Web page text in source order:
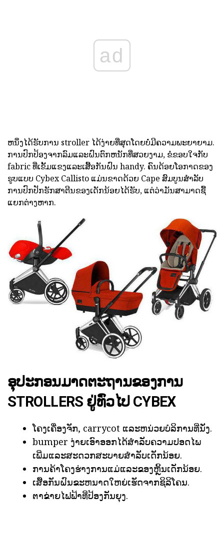
ad
ຫນຶ່ງໄດ້ຮັບການ stroller ໄດ້ງ່າຍທີ່ສຸດໂດຍບໍ່ມີຄວາມພະຍາຍາມ.
ການປົກປ້ອງຈາກລົມແລະຝົນຕົກຫນັກທີ່ສວຍງາມ, ຂໍຂອບໃຈກັບ
fabric ທີ່ເຂັ້ມແຂງແລະເສື້ອກັນຝົນ handy. ຄົນດ້ອຍໂອກາດຂອງ
ຮູບແບບ Cybex Callisto ແມ່ນຂາດດ້ວຍ Cape ສົມບູນສໍາລັບ
ການປົກປັກຮັກສາຕີນຂອງເດັກນ້ອຍໄດ້ຮັບ, ແຕ່ວ່າມັນສາມາດຊື້
ແຍກຕ່າງຫາກ.
ອຸປະກອນມາດຕະຖານຂອງການ
STROLLERS ຢູ່ທົ່ວໄປ CYBEX
ໂຄງເຄື່ອງຈັກ, carrycot ແລະຫນ່ວຍບໍລິການທີ່ນັ່ງ.
bumper ງ່າຍເອົາອອກໄດ້ສໍາລັບຄວາມປອດໄພ
ເພີ່ມແລະສະດວກສະບາຍສໍາລັບເດັກນ້ອຍ.
ການຄ້າໂຄງຮ່າງການແມ່ແລະຂອງຫຼິ້ນເດັກນ້ອຍ.
ເສື້ອກັນຝົນຂະຫນາດໃຫຍ່ເຮັດຈາກຊິລິໂຄນ.
ຕາຂ່າຍໄຟຟ້າທີ່ປ້ອງກັນຍຸງ.